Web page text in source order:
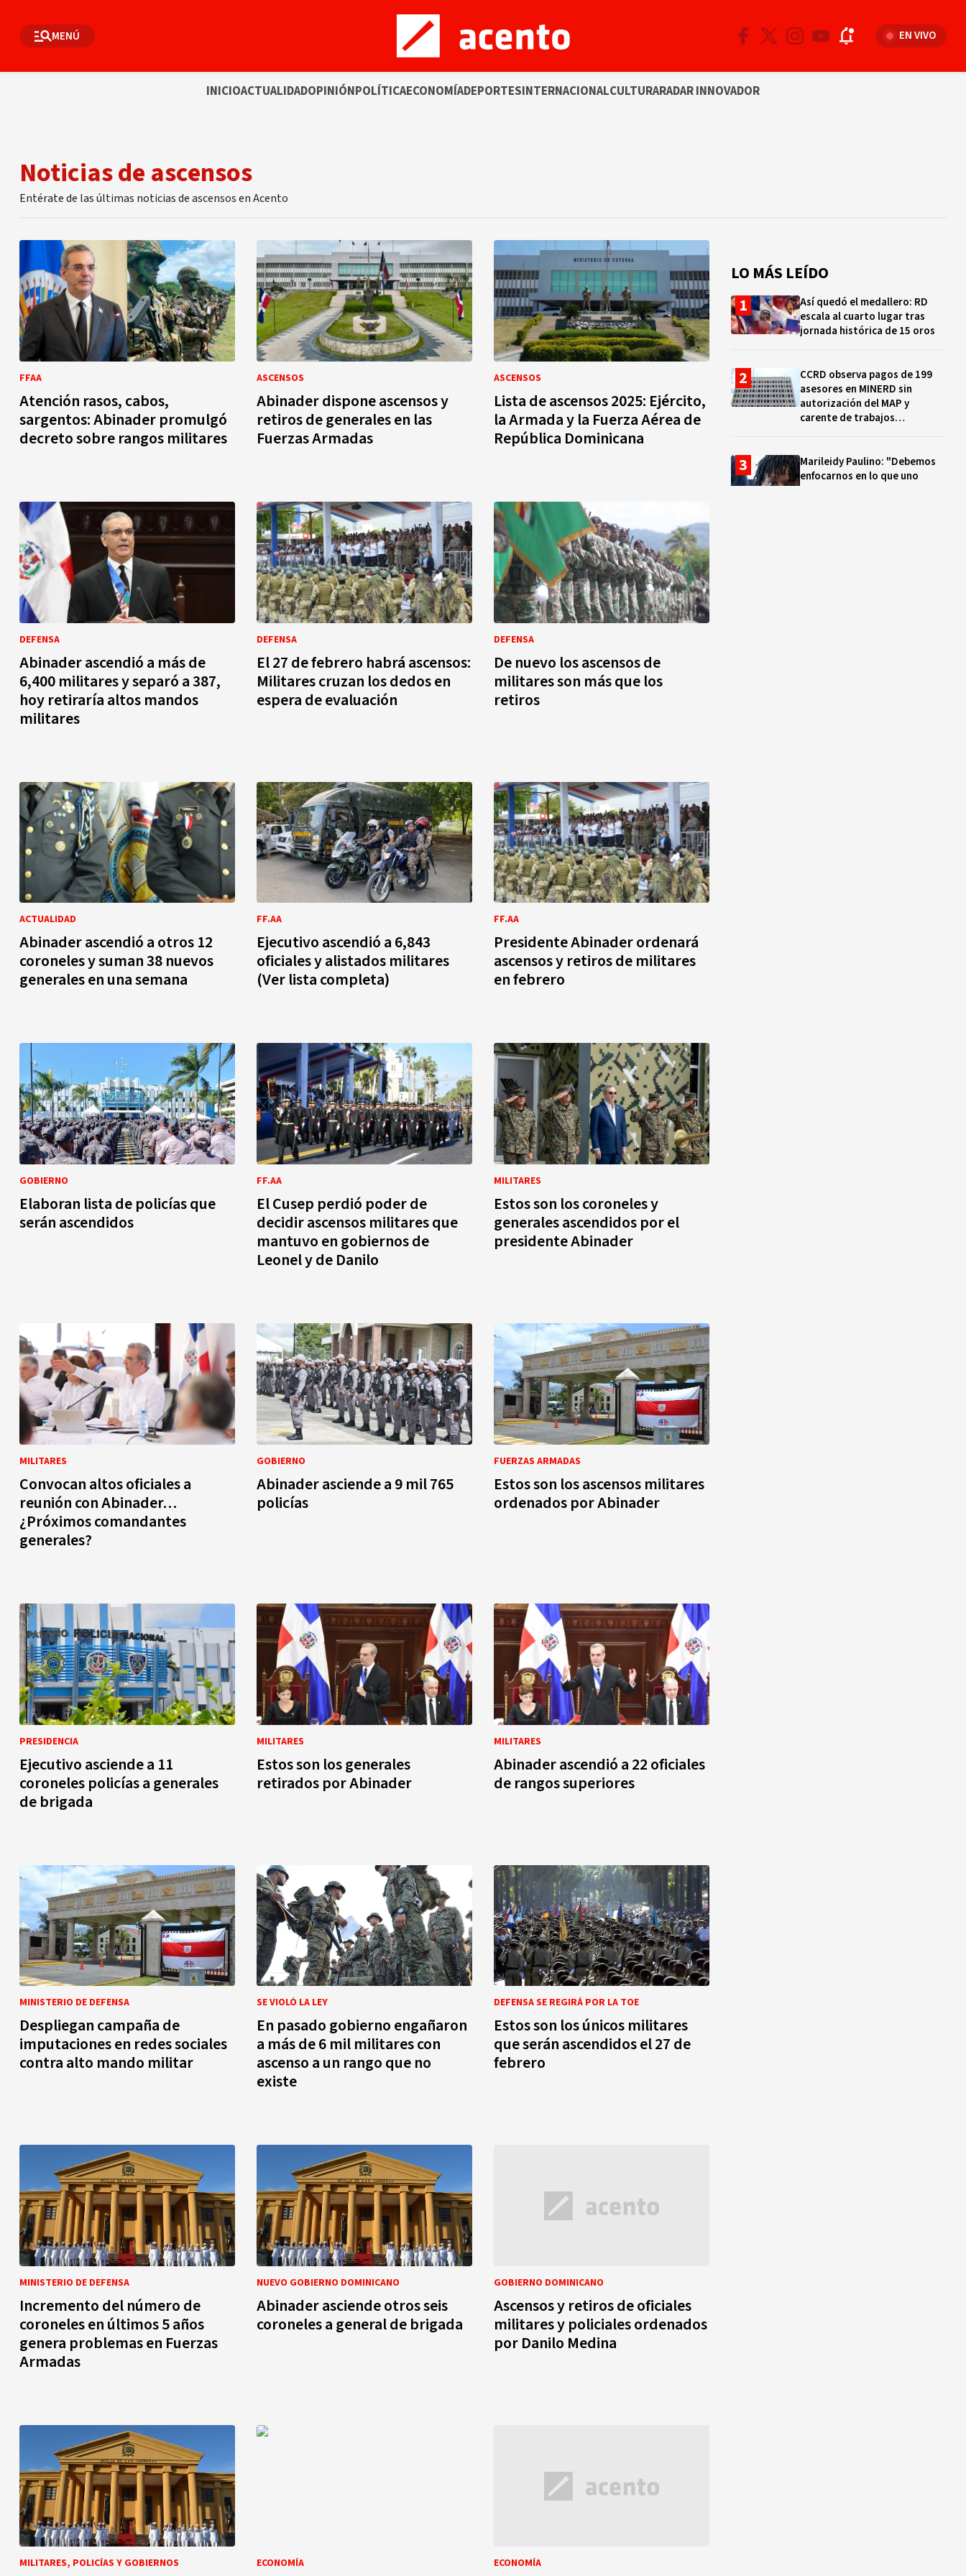
MENÚ EN VIVO
INICIOACTUALIDADOPINIÓNPOLÍTICAECONOMÍADEPORTESINTERNACIONALCULTURARADAR INNOVADOR
Noticias de ascensos
Entérate de las últimas noticias de ascensos en Acento
FFAA
Atención rasos, cabos,
sargentos: Abinader promulgó
decreto sobre rangos militares
ASCENSOS
Abinader dispone ascensos y
retiros de generales en las
Fuerzas Armadas
ASCENSOS
Lista de ascensos 2025: Ejército,
la Armada y la Fuerza Aérea de
República Dominicana
DEFENSA
Abinader ascendió a más de
6,400 militares y separó a 387,
hoy retiraría altos mandos
militares
DEFENSA
El 27 de febrero habrá ascensos:
Militares cruzan los dedos en
espera de evaluación
DEFENSA
De nuevo los ascensos de
militares son más que los
retiros
ACTUALIDAD
Abinader ascendió a otros 12
coroneles y suman 38 nuevos
generales en una semana
FF.AA
Ejecutivo ascendió a 6,843
oficiales y alistados militares
(Ver lista completa)
FF.AA
Presidente Abinader ordenará
ascensos y retiros de militares
en febrero
GOBIERNO
Elaboran lista de policías que
serán ascendidos
FF.AA
El Cusep perdió poder de
decidir ascensos militares que
mantuvo en gobiernos de
Leonel y de Danilo
MILITARES
Estos son los coroneles y
generales ascendidos por el
presidente Abinader
MILITARES
Convocan altos oficiales a
reunión con Abinader…
¿Próximos comandantes
generales?
GOBIERNO
Abinader asciende a 9 mil 765
policías
FUERZAS ARMADAS
Estos son los ascensos militares
ordenados por Abinader
PRESIDENCIA
Ejecutivo asciende a 11
coroneles policías a generales
de brigada
MILITARES
Estos son los generales
retirados por Abinader
MILITARES
Abinader ascendió a 22 oficiales
de rangos superiores
MINISTERIO DE DEFENSA
Despliegan campaña de
imputaciones en redes sociales
contra alto mando militar
SE VIOLÓ LA LEY
En pasado gobierno engañaron
a más de 6 mil militares con
ascenso a un rango que no
existe
DEFENSA SE REGIRÁ POR LA TOE
Estos son los únicos militares
que serán ascendidos el 27 de
febrero
MINISTERIO DE DEFENSA
Incremento del número de
coroneles en últimos 5 años
genera problemas en Fuerzas
Armadas
NUEVO GOBIERNO DOMINICANO
Abinader asciende otros seis
coroneles a general de brigada
GOBIERNO DOMINICANO
Ascensos y retiros de oficiales
militares y policiales ordenados
por Danilo Medina
MILITARES, POLICÍAS Y GOBIERNOS ECONOMÍA ECONOMÍA
LO MÁS LEÍDO
Así quedó el medallero: RD
escala al cuarto lugar tras
jornada histórica de 15 oros
CCRD observa pagos de 199
asesores en MINERD sin
autorización del MAP y
carente de trabajos
Marileidy Paulino: "Debemos
enfocarnos en lo que uno